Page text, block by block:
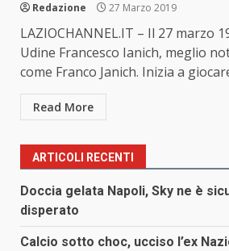
Redazione 27 Marzo 2019
LAZIOCHANNEL.IT – Il 27 marzo
Udine Francesco Ianich, meglio
come Franco Janich. Inizia a
Read More
ARTICOLI RECENTI
Doccia gelata Napoli, Sky ne è
disperato
Calcio sotto choc, ucciso l’ex